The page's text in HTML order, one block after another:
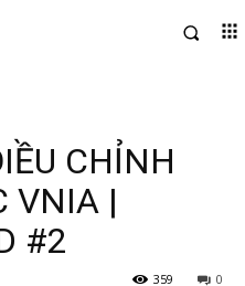
CHỈNH
VNIA |
#2
0
359